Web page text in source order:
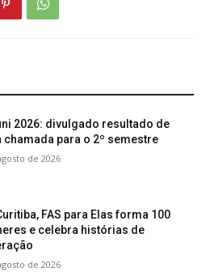
2026: divulgado resultado de
chamada para o 2º semestre
de 2026
FAS para Elas forma 100
e celebra histórias de
de 2026